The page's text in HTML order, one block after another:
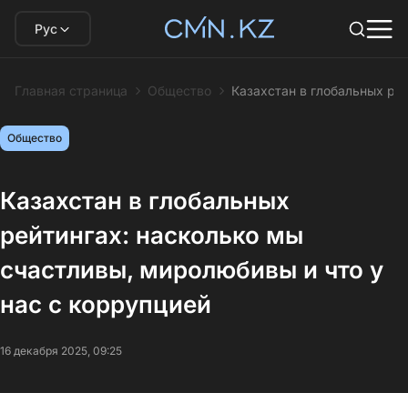
Рус
Главная страница Общество Казахстан в глобальных
Общество
Казахстан в глобальных
рейтингах: насколько мы
счастливы, миролюбивы и что у
нас с коррупцией
16 декабря 2025, 09:25